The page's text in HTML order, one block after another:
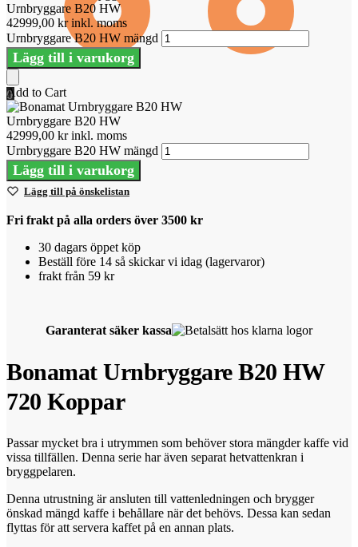
0
Urnbryggare B20 HW
42999,00 krinkl. moms
Urnbryggare B20 HW mängd
Lägg till i varukorg
Add to Cart
Urnbryggare B20 HW
42999,00 krinkl. moms
Urnbryggare B20 HW mängd
Lägg till i varukorg
Lägg till på önskelistan
Fri frakt på alla orders över 3500 kr
30 dagars öppet köp
Beställ före 14 så skickar vi idag (lagervaror)
frakt från 59 kr
Garanterat säker kassa
Bonamat Urnbryggare B20 HW
720 Koppar
Passar mycket bra i utrymmen som behöver stora mängder kaffe vid
vissa tillfällen. Denna serie har även separat hetvattenkran i
bryggpelaren.
Denna utrustning är ansluten till vattenledningen och brygger
önskad mängd kaffe i behållare när det behövs. Dessa kan sedan
flyttas för att servera kaffet på en annan plats.